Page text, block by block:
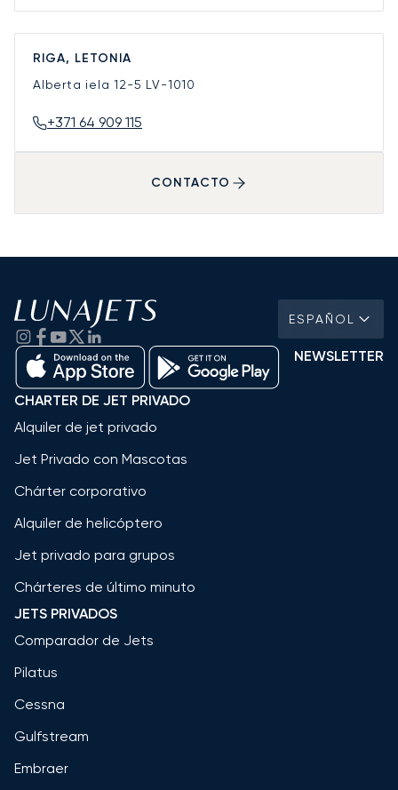
RIGA, LETONIA
Alberta iela 12-5 LV-1010
+371 64 909 115
CONTACTO
ESPAÑOL
NEWSLETTER
CHARTER DE JET PRIVADO
Alquiler de jet privado
Jet Privado con Mascotas
Chárter corporativo
Alquiler de helicóptero
Jet privado para grupos
Chárteres de último minuto
JETS PRIVADOS
Comparador de Jets
Pilatus
Cessna
Gulfstream
Embraer